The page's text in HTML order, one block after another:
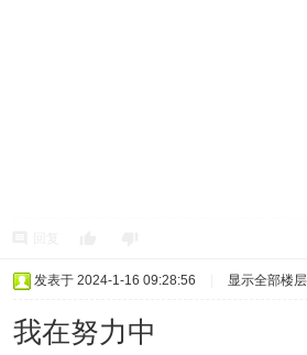
发表于 2024-1-16 09:28:56 显示全部楼层
我在努力中